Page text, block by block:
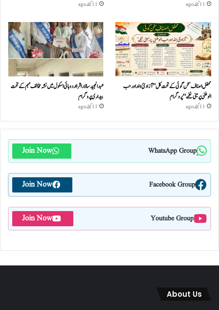
11 گھنٹے ago 11 گھنٹے ago
محفل اصناف سخن گوئی کے تحت کل ”آزادئ ہند اور حب
الوطنی پر مبنی نغمے“پروگرام
11 گھنٹے ago
عبدالمجید سالار اقرا اردو ہائی اسکول میں نشہ مخالف مہم کے تحت
بیداری پروگرام
11 گھنٹے ago
WhatsApp Group
Join Now
Facebook Group
Join Now
Youtube Group
Join Now
About Us